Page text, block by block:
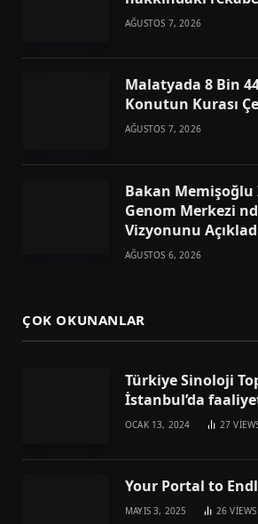
AĞUSTOS 7, 2026
Malatyada 8 Bin
Konutun Kurası
AĞUSTOS 7, 2026
Bakan Memişoğlu
Genom Merkezi
Vizyonunu
AĞUSTOS 6, 2026
ÇOK OKUNANLAR
Türkiye Sinoloji
İstanbul’da
OCAK 13, 2024 27
Your Portal to
MAYIS 3, 2025 26VIEWS